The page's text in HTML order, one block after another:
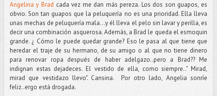
Angelina y Brad cada vez me dan más pereza. Los dos son guapos, es
obvio. Son tan guapos que la peluquería no es una prioridad. Ella lleva
unas mechas de peluquería mala...y él lleva el pelo sin lavar y perilla, es
decir una combinación asquerosa. Además, a Brad le queda el esmoquin
grande. ¿ Cómo le puede quedar grande? Eso le pasa al que tiene que
heredar el traje de su hermano, de su amigo o al que no tiene dinero
para renovar ropa después de haber adelgazo..pero a Brad?? Me
indignan estas dejadeces. El vestido de ella, como siempre.." Mirad,
mirad que vestidazo llevo". Cansina. Por otro lado, Angelia sonríe
feliz..ergo está drogada.